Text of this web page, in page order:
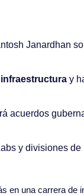
Janardhan
y
acuerdos
y divisiones de
en una carrera de